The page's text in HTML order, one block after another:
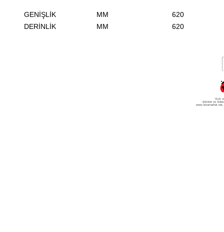
GENİŞLİK MM
620
DERİNLİK
MM 620
Hızlı
-Şömine ve
www.noramarket.net,